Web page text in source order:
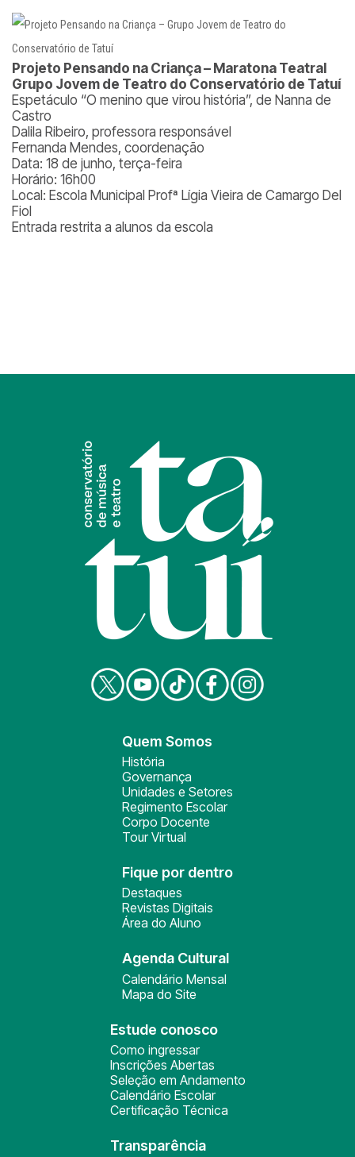
Projeto Pensando na Criança – Maratona Teatral
Grupo Jovem de Teatro do Conservatório de Tatuí
Espetáculo “O menino que virou história”, de Nanna de
Castro
Dalila Ribeiro, professora responsável
Fernanda Mendes, coordenação
Data: 18 de junho, terça-feira
Horário: 16h00
Local: Escola Municipal Profª Lígia Vieira de Camargo Del
Fiol
Entrada restrita a alunos da escola
Quem Somos
História
Governança
Unidades e Setores
Regimento Escolar
Corpo Docente
Tour Virtual
Fique por dentro
Destaques
Revistas Digitais
Área do Aluno
Agenda Cultural
Calendário Mensal
Mapa do Site
Estude conosco
Como ingressar
Inscrições Abertas
Seleção em Andamento
Calendário Escolar
Certificação Técnica
Transparência